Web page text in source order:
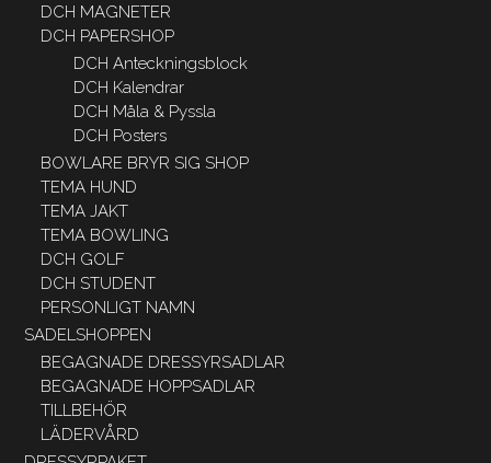
DCH MAGNETER
DCH PAPERSHOP
DCH Anteckningsblock
DCH Kalendrar
DCH Måla & Pyssla
DCH Posters
BOWLARE BRYR SIG SHOP
TEMA HUND
TEMA JAKT
TEMA BOWLING
DCH GOLF
DCH STUDENT
PERSONLIGT NAMN
SADELSHOPPEN
BEGAGNADE DRESSYRSADLAR
BEGAGNADE HOPPSADLAR
TILLBEHÖR
LÄDERVÅRD